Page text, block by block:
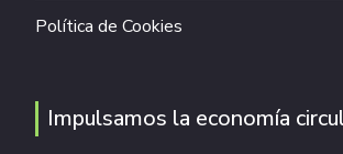
Política de Cookies
Impulsamos la economía